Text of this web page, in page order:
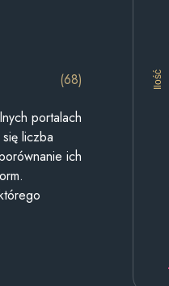
Ilość
(68)
portalach
liczba
ich